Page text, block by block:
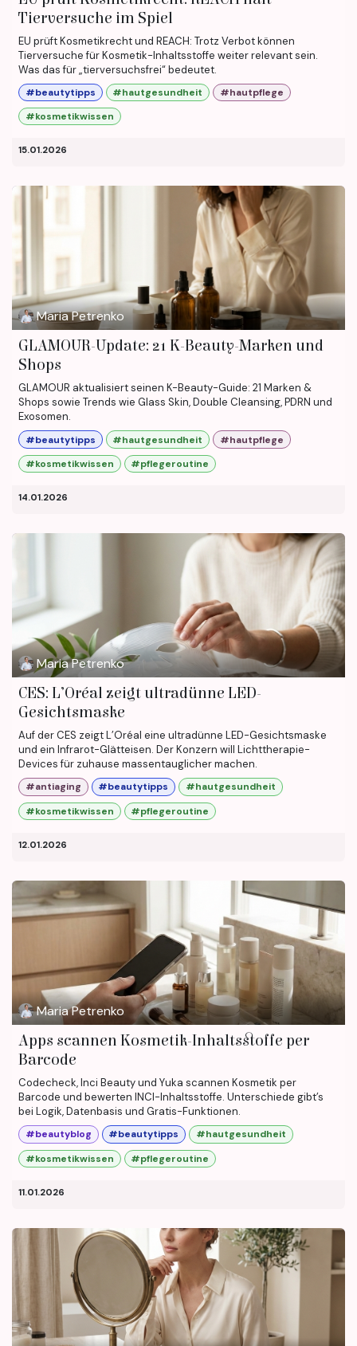
Tierversuche im Spiel
EU prüft Kosmetikrecht und REACH: Trotz Verbot können
Tierversuche für Kosmetik-Inhaltsstoffe weiter relevant sein.
Was das für „tierversuchsfrei“ bedeutet.
#beautytipps #hautgesundheit
#hautpflege
#kosmetikwissen
15.01.2026
Maria Petrenko
GLAMOUR-Update: 21 K-Beauty-Marken und
Shops
GLAMOUR aktualisiert seinen K-Beauty-Guide: 21 Marken &
Shops sowie Trends wie Glass Skin, Double Cleansing, PDRN und
Exosomen.
#beautytipps #hautgesundheit
#hautpflege
#kosmetikwissen
#pflegeroutine
14.01.2026
Maria Petrenko
CES: L’Oréal zeigt ultradünne LED-
Gesichtsmaske
Auf der CES zeigt L’Oréal eine ultradünne LED-Gesichtsmaske
und ein Infrarot-Glätteisen. Der Konzern will Lichttherapie-
Devices für zuhause massentauglicher machen.
#antiaging #beautytipps
#hautgesundheit
#kosmetikwissen
#pflegeroutine
12.01.2026
Maria Petrenko
Apps scannen Kosmetik-Inhaltsstoffe per
Barcode
Codecheck, Inci Beauty und Yuka scannen Kosmetik per
Barcode und bewerten INCI-Inhaltsstoffe. Unterschiede gibt’s
bei Logik, Datenbasis und Gratis-Funktionen.
#beautyblog #beautytipps
#hautgesundheit
#kosmetikwissen
#pflegeroutine
11.01.2026